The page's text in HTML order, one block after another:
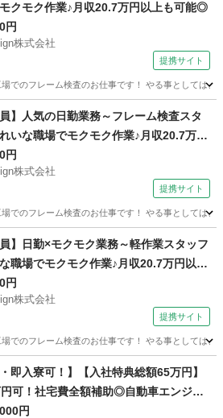
クモク作業♪月収20.7万円以上も可能◎
円
株式会社
提携サイト
でのフレーム検査のお仕事です！ やる事としては
大工
員】人気の日勤業務～フレーム検査スタ
いな職場でモクモク作業♪月収20.7万円
◎
円
株式会社
提携サイト
でのフレーム検査のお仕事です！ やる事としては
大工
員】日勤×モクモク業務～軽作業スタッフ
職場でモクモク作業♪月収20.7万円以上
円
株式会社
提携サイト
でのフレーム検査のお仕事です！ やる事としては
大工
・即入寮可！】【入社特典総額65万円】
円可！社宅費全額補助◎自動車エンジン
検査・フォークリフト運搬◎未経験OK
円